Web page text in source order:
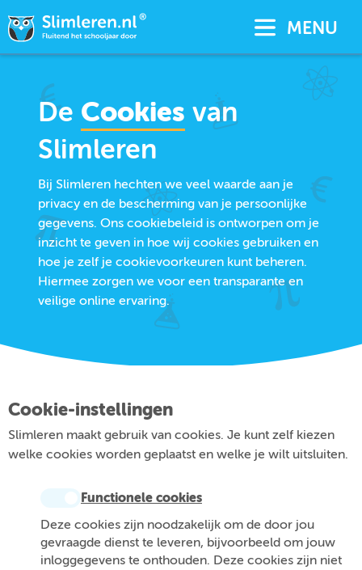
MENU
De Cookies van
Slimleren
Bij Slimleren hechten we veel waarde aan je
privacy en de bescherming van je persoonlijke
gegevens. Ons cookiebeleid is ontworpen om je
inzicht te geven in hoe wij cookies gebruiken en
hoe je zelf je cookievoorkeuren kunt beheren.
Hiermee zorgen we voor een transparante en
veilige online ervaring.
Cookie-instellingen
Slimleren maakt gebruik van cookies. Je kunt zelf kiezen
welke cookies worden geplaatst en welke je wilt uitsluiten.
Functionele cookies
Deze cookies zijn noodzakelijk om de door jou
gevraagde dienst te leveren, bijvoorbeeld om jouw
inloggegevens te onthouden. Deze cookies zijn niet